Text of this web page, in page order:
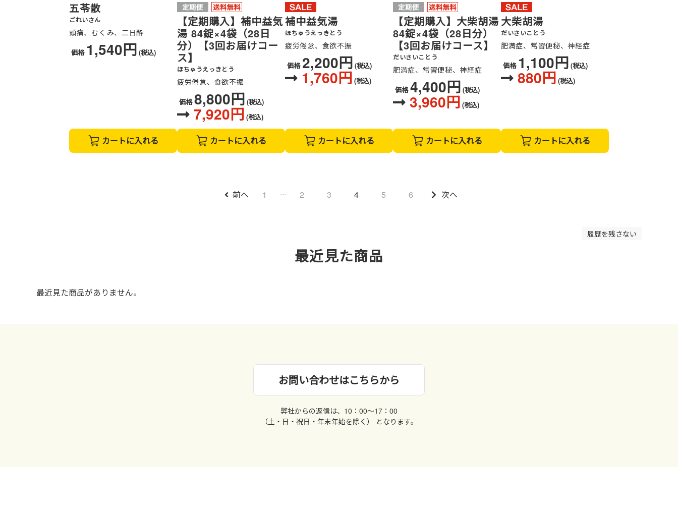
五苓散
ごれいさん
頭痛、むくみ、二日酔
価格 1,540円 (税込)
カートに入れる
【定期購入】補中益気
湯 84錠×4袋（28日
分）【3回お届けコー
ス】
ほちゅうえっきとう
疲労倦怠、食欲不振
価格 8,800円 (税込)
7,920円 (税込)
カートに入れる
補中益気湯
ほちゅうえっきとう
疲労倦怠、食欲不振
価格 2,200円 (税込)
1,760円 (税込)
カートに入れる
【定期購入】大柴胡湯
84錠×4袋（28日分）
【3回お届けコース】
だいさいことう
肥満症、常習便秘、神経症
価格 4,400円 (税込)
3,960円 (税込)
カートに入れる
大柴胡湯
だいさいことう
肥満症、常習便秘、神経症
価格 1,100円 (税込)
880円 (税込)
カートに入れる
前へ 1 ... 2 3 4 5 6 次へ
履歴を残さない
最近見た商品
最近見た商品がありません。
お問い合わせはこちらから
弊社からの返信は、10：00〜17：00
（土・日・祝日・年末年始を除く） となります。